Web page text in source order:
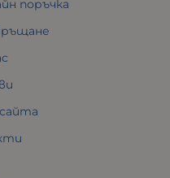
поръчка